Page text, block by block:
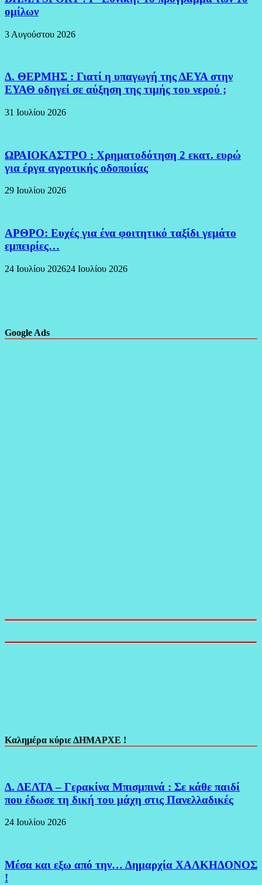
ομίλων
3 Αυγούστου 2026
Δ. ΘΕΡΜΗΣ : Γιατί η υπαγωγή της ΔΕΥΑ στην
ΕΥΑΘ οδηγεί σε αύξηση της τιμής του νερού ;
31 Ιουλίου 2026
ΩΡΑΙΟΚΑΣΤΡΟ : Χρηματοδότηση 2 εκατ. ευρώ
για έργα αγροτικής οδοποιίας
29 Ιουλίου 2026
ΑΡΘΡΟ: Ευχές για ένα φοιτητικό ταξίδι γεμάτο
εμπειρίες…
24 Ιουλίου 202624 Ιουλίου 2026
Google Ads
Καλημέρα κύριε ΔΗΜΑΡΧΕ !
Δ. ΔΕΛΤΑ – Γερακίνα Μπισμπινά : Σε κάθε παιδί
που έδωσε τη δική του μάχη στις Πανελλαδικές
24 Ιουλίου 2026
Μέσα και εξω από την… Δημαρχία ΧΑΛΚΗΔΟΝΟΣ
!